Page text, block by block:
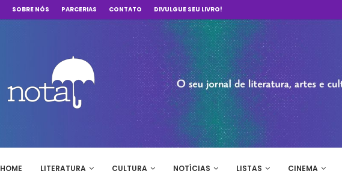
SOBRE NÓS PARCERIAS CONTATO DIVULGUE SEU LIVRO!
HOME LITERATURA CULTURA NOTÍCIAS LISTAS CINEMA